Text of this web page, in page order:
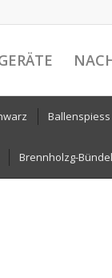
Ballenspiess
Brennholzg-